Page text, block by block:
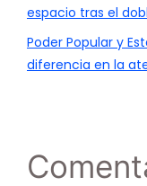
espacio tras el
Poder Popular y
diferencia en la